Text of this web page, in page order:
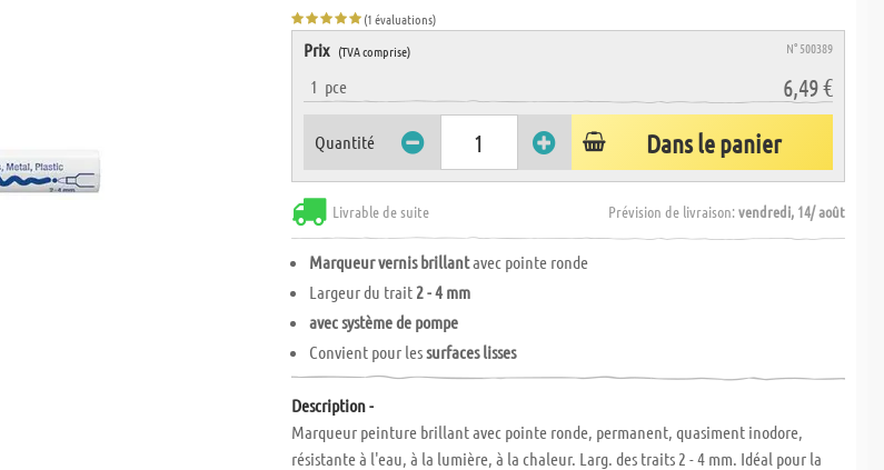
(1 évaluations)
Prix (TVA comprise) N° 500389
1 pce 6,49 €
Quantité Dans le panier
Livrable de suite Prévision de livraison:vendredi, 14/ août
Marqueur vernis brillantavec pointe ronde
Largeur du trait2 - 4 mm
avec système de pompe
Convient pour lessurfaces lisses
Description -
Marqueur peinture brillant avec pointe ronde, permanent, quasiment inodore,
résistante à l'eau, à la lumière, à la chaleur. Larg. des traits 2 - 4 mm. Idéal pour la